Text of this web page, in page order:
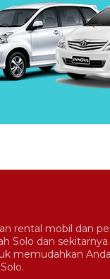
rental mobil dan
Solo dan
memudahkan